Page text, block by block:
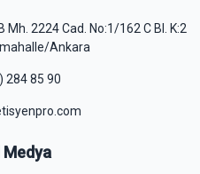
2224 Cad. No:1/162 C Bl. K:2
Ankara
284 85 90
Medya